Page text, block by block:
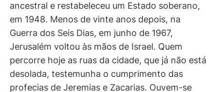
ancestral e restabeleceu um Estado soberano,
em 1948. Menos de vinte anos depois, na
Guerra dos Seis Dias, em junho de 1967,
Jerusalém voltou às mãos de Israel. Quem
percorre hoje as ruas da cidade, que já não está
desolada, testemunha o cumprimento das
profecias de Jeremias e Zacarias. Ouvem-se